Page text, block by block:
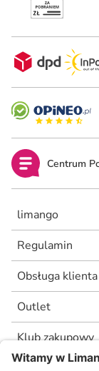
Centrum
limango
Regulamin
Obsługa klienta
Outlet
Klub zakupowy